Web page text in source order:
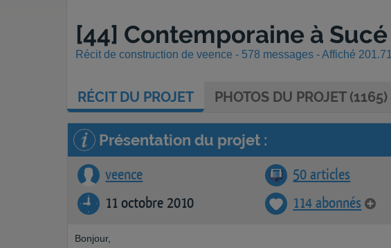
[44] Contemporaine à
Récit de construction de veence - 578 messages - Affiché
RÉCITDU PROJET PHOTOS DU PROJET (1165)
Présentation du projet :
veence 50 articles
11 octobre 2010
114 abonnés
Bonjour,